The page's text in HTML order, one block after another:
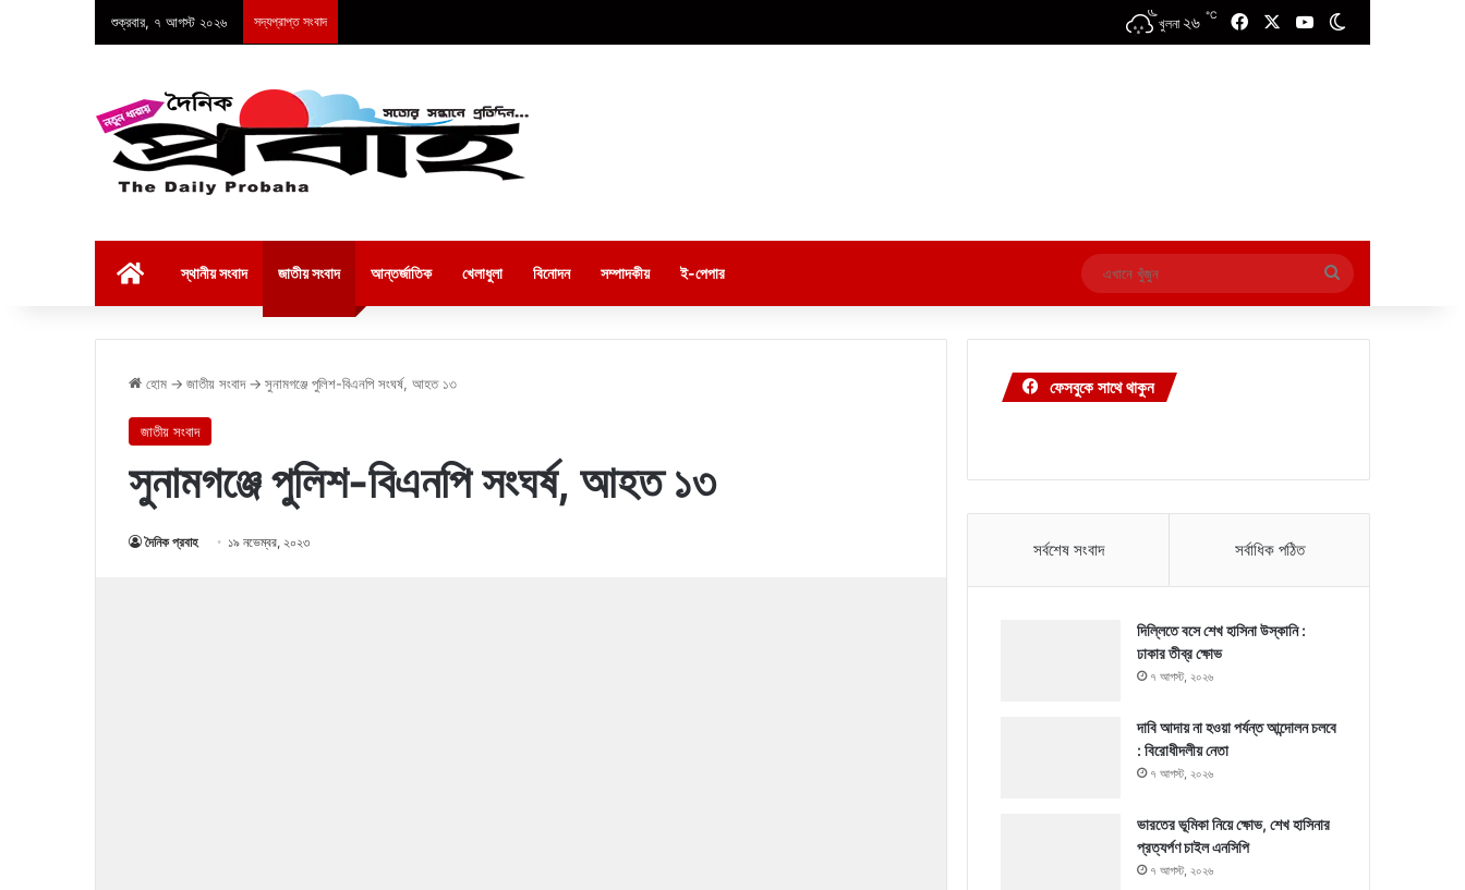
শুক্রবার, ৭ আগস্ট ২০২৬ সদ্যপ্রাপ্ত সংবাদ খুলনা ২৬ ℃ FacebookYouTube
স্থানীয় সংবাদ জাতীয় সংবাদ আন্তর্জাতিক খেলাধুলা বিনোদন সম্পাদকীয় ই-পেপার
এখানে
খুঁজুন
হোম → জাতীয় সংবাদ → সুনামগঞ্জে পুলিশ-বিএনপি সংঘর্ষ, আহত ১৩
জাতীয় সংবাদ
সুনামগঞ্জে পুলিশ-বিএনপি সংঘর্ষ, আহত ১৩
দৈনিক প্রবাহ ১৯ নভেম্বর, ২০২৩
ফেসবুকে সাথে থাকুন
সর্বশেষ সংবাদ সর্বাধিক পঠিত
দিল্লিতে বসে শেখ হাসিনা উস্কানি :
ঢাকার তীব্র ক্ষোভ
৭ আগস্ট, ২০২৬
দাবি আদায় না হওয়া পর্যন্ত আন্দোলন চলবে
: বিরোধীদলীয় নেতা
৭ আগস্ট, ২০২৬
ভারতের ভূমিকা নিয়ে ক্ষোভ, শেখ হাসিনার
প্রত্যর্পণ চাইল এনসিপি
৭ আগস্ট, ২০২৬